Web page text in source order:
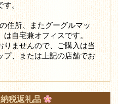
す。
住所、またグーグルマッ
は自宅兼オフィスです。
りませんので、ご購入は当
プ、または上記の店舗でお
税返礼品